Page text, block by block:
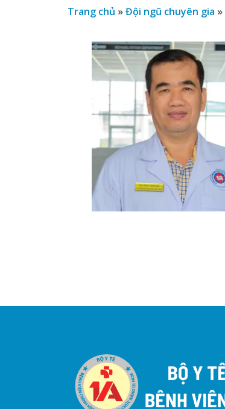
Trang chủ »Đội ngũ chuyên gia »